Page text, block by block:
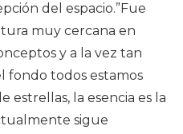
del espacio.”Fue
muy cercana en
y a la vez tan
fondo todos estamos
estrellas, la esencia es la
sigue